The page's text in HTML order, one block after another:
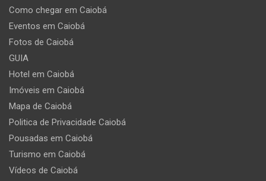
Como chegar em Caiobá
Eventos em Caiobá
Fotos de Caiobá
GUIA
Hotel em Caiobá
Imóveis em Caiobá
Mapa de Caiobá
Politica de Privacidade Caiobá
Pousadas em Caiobá
Turismo em Caiobá
Vídeos de Caiobá